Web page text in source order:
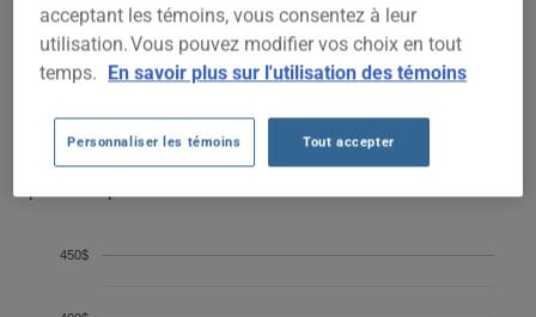
Nous n'avons pas encore suffisamment de données
d'assurance auto pour ce véhicule.
Essayez un autre modèle ou une autre année, ou
Pour trouver la meilleur assurance pour votre véhicule SCION
XB 2006, il est plus important que jamais de comparer les
450$
acceptant les témoins, vous consentez à leur
utilisation. Vous pouvez modifier vos choix en tout
temps. En savoir plus sur l'utilisation des témoins
Personnaliser les témoins Tout accepter